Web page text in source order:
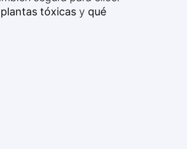
tóxicas y qué